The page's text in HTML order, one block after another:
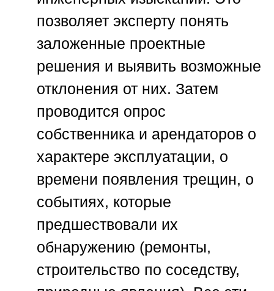
позволяет эксперту понять
заложенные проектные
решения и выявить возможные
отклонения от них. Затем
проводится опрос
собственника и арендаторов о
характере эксплуатации, о
времени появления трещин, о
событиях, которые
предшествовали их
обнаружению (ремонты,
строительство по соседству,